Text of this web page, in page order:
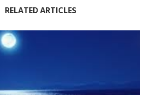
RELATED ARTICLES